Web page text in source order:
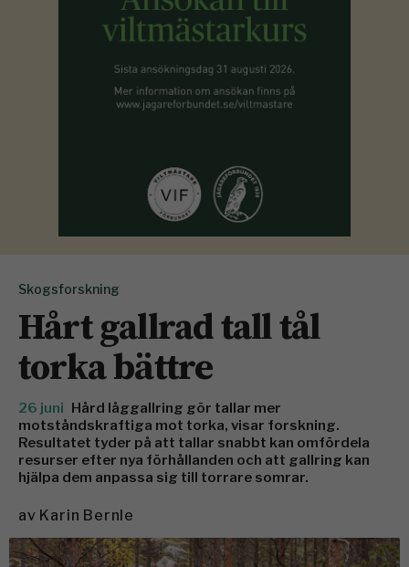
Skogsforskning
Hårt gallrad tall tål
torka bättre
26 juni Hård låggallring gör tallar mer
motståndskraftiga mot torka, visar forskning.
Resultatet tyder på att tallar snabbt kan omfördela
resurser efter nya förhållanden och att gallring kan
hjälpa dem anpassa sig till torrare somrar.
av Karin Bernle